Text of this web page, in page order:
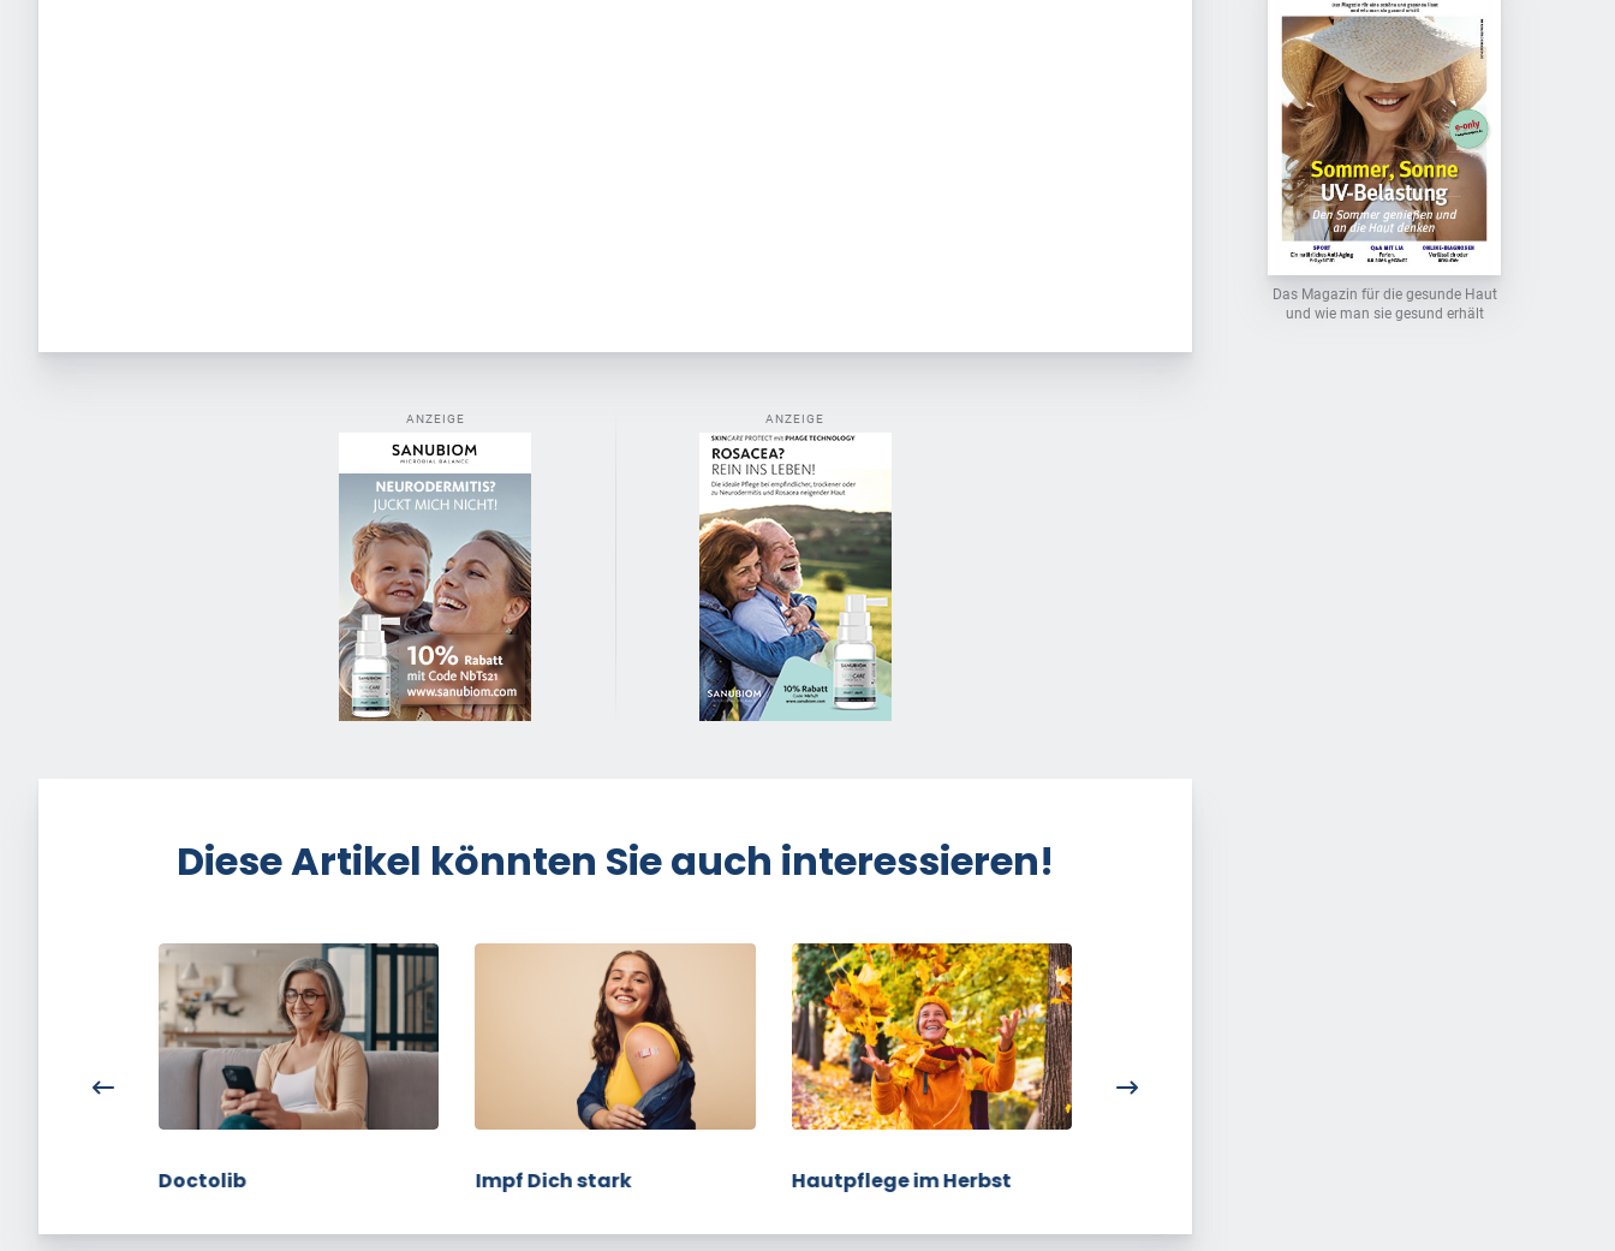
ANZEIGE ANZEIGE
Diese Artikel könnten Sie auch interessieren!
Doctolib Impf Dich stark Hautpflege im Herbst
Das Magazin für die gesunde Haut
und wie man sie gesund erhält